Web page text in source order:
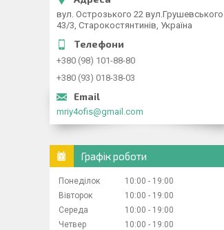
вул. Острозького 22 вул.Грушевського
43/3, Старокостянтинів, Україна
+380 (98) 101-88-80
+380 (93) 018-38-03
mriy4ofis@gmail.com
Графік роботи
Понеділок 10:00
19:00
Вівторок
10:00
19:00
Середа
10:00
19:00
Четвер
10:00
19:00